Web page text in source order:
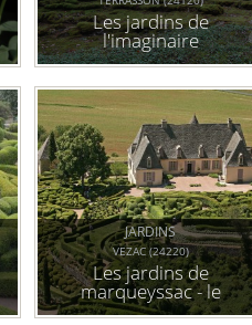
Les jardins de
l'imaginaire
JARDINS
VEZAC (24220)
Les jardins de
marqueyssac - le
belvédère de la